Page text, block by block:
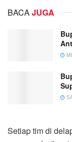
BACAJUGA
Setiap tim di